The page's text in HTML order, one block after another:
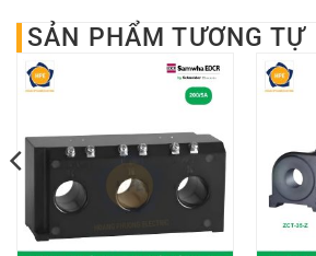
SẢN PHẨM TƯƠNG TỰ